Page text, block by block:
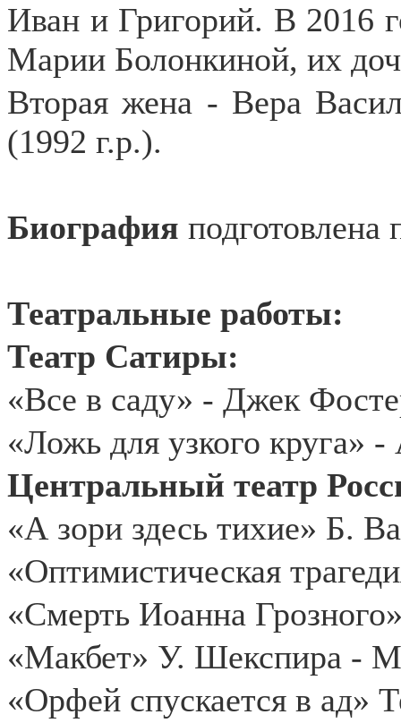
Иван и Григорий. В 2016
Марии Болонкиной, их
Вторая жена - Вера
(1992 г.р.).
Биография
Театральные работы:
Театр Сатиры:
«Все в саду» - Джек
«Ложь для узкого круга»
Центральный театр
«А зори здесь тихие» Б.
«Оптимистическая
«Смерть Иоанна
«Макбет» У. Шекспира -
«Орфей спускается в ад»